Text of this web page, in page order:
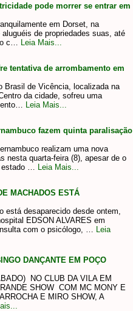
pode morrer se entrar em
em Dorset, na
de propriedades suas, até
c…
Leia Mais...
tentativa de arrombamento em
Brasil de Vicência, localizada na
da cidade, sofreu uma
Leia Mais...
fazem quinta paralisação
realizam uma nova
nesta quarta-feira (8), apesar de o
…
Leia Mais...
MACHADOS ESTÁ
está desaparecido desde ontem,
EDSON ALVARES em
com o psicólogo, …
Leia
DANÇANTE EM POÇO
NO CLUB DA VILA EM
SHOW COM MC MONY E
E MIRO SHOW, A